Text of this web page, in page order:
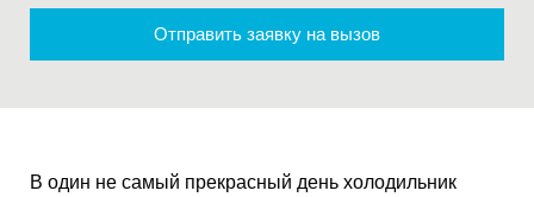
Отправить заявку на вызов
В один не самый прекрасный день холодильник